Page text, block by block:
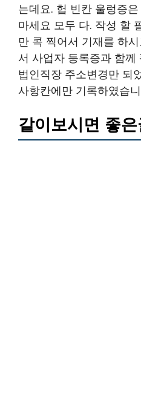
는데요. 헙 빈칸 울렁증
마세요 모두 다. 작성 할
만 콕 찍어서 기재를 하
서 사업자 등록증과 함께
법인직장 주소변경만 되
사항칸에만 기록하였습
같이보시면 좋은